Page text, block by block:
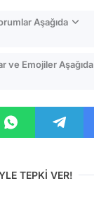
Aşağıda
ve Emojiler Aşağıda
TEPKİ VER!